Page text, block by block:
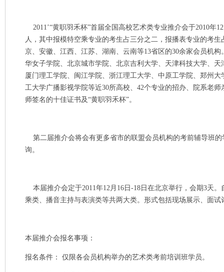
2011’“黄职羽禾杯”首届全国高校艺术类专业推介会于2010年
人，其中报模特空乘专业的考生占三分之二，报播表专业的考
京、安徽、江西、江苏、湖南、云南等13省区的30余家会员机
华女子学院、北京城市学院、北京吉利大学、天津科技大学、
厦门理工学院、闽江学院、浙江理工大学、中原工学院、郑州
工大学广播影视学院等近30所高校、42个专业的招办、院系老
师签名的十佳证书及“黄职羽禾杯”。
第二届推介会将会有更多省市的联盟会员机构的考前辅导班
询。
本届推介会定于2011年12月16日-18日在北京举行，会期3天
乘类、播音主持与表演类等共两大类。形式包括现场展示、面试
本届推介会报名事项：
报名条件： 仅限各会员机构举办的艺术类考前培训班学员。